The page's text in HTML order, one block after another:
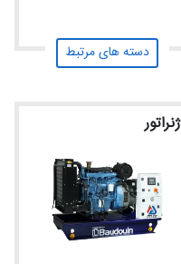
دسته های مرتبط
ژنراتور